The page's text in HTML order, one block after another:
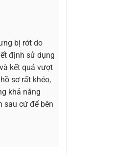
bị rớt do
định sử dụng
kết quả vượt
sơ rất khéo,
khả năng
sau cứ để bên